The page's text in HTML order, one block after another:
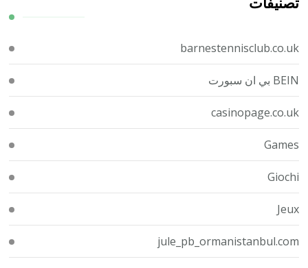
barnestennisclub.co.uk
BEIN بي ان سبورت
casinopage.co.uk
Games
Giochi
Jeux
jule_pb_ormanistanbul.com